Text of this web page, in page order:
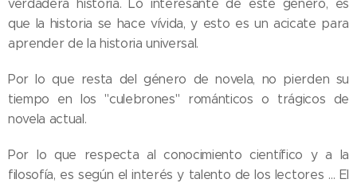
verdadera historia. Lo interesante de este género, es
que la historia se hace vívida, y esto es un acicate para
aprender de la historia universal.
Por lo que resta del género de novela, no pierden su
tiempo en los "culebrones" románticos o trágicos de
novela actual.
Por lo que respecta al conocimiento científico y a la
filosofía, es según el interés y talento de los lectores … El